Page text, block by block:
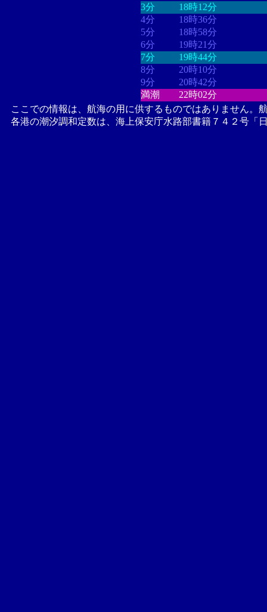
3分
18時12分
4分
18時36分
5分
18時58分
6分
19時21分
7分
19時44分
8分
20時10分
9分
20時42分
満潮
22時02分
ここでの情報は、航海の用に供するものではありません。
各港の潮汐調和定数は、海上保安庁水路部書籍７４２号「